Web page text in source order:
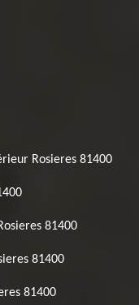
Rosieres 81400
81400
81400
81400